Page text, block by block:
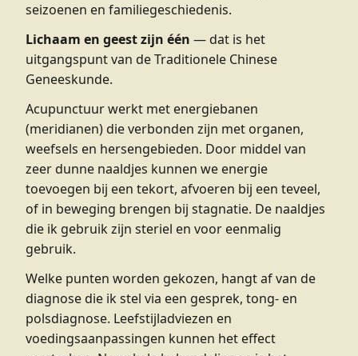
seizoenen en familiegeschiedenis.
Lichaam en geest zijn één — dat is het
uitgangspunt van de Traditionele Chinese
Geneeskunde.
Acupunctuur werkt met energiebanen
(meridianen) die verbonden zijn met organen,
weefsels en hersengebieden. Door middel van
zeer dunne naaldjes kunnen we energie
toevoegen bij een tekort, afvoeren bij een teveel,
of in beweging brengen bij stagnatie. De naaldjes
die ik gebruik zijn steriel en voor eenmalig
gebruik.
Welke punten worden gekozen, hangt af van de
diagnose die ik stel via een gesprek, tong- en
polsdiagnose. Leefstijladviezen en
voedingsaanpassingen kunnen het effect